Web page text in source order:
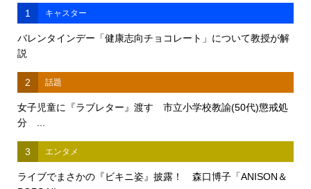
1 キャスター
バレンタインデー「健康志向チョコレート」について教授が解
説
2 話題
女子児童に『ラブレター』渡す 市立小学校教諭(50代)懲戒処
分 ...
3 エンタメ
ライブでまさかの『ビキニ姿』披露！ 森口博子「ANISON＆